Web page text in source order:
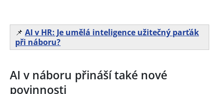
📌 AI v HR: Je umělá inteligence užitečný parťák
při náboru?
AI v náboru přináší také nové
povinnosti